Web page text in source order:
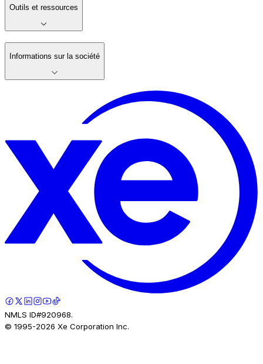
Outils et ressources
Informations sur la société
NMLS ID#920968.
© 1995-2026 Xe Corporation Inc.